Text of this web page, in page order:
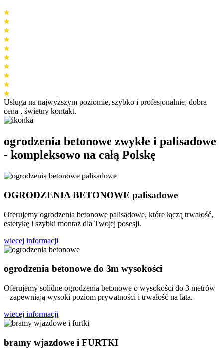
Usługa na najwyższym poziomie, szybko i profesjonalnie, dobra
cena , świetny kontakt.
ogrodzenia betonowe zwykłe i palisadowe
- kompleksowo na całą Polskę
OGRODZENIA BETONOWE palisadowe
Oferujemy ogrodzenia betonowe palisadowe, które łączą trwałość,
estetykę i szybki montaż dla Twojej posesji.
wiecej informacji
ogrodzenia betonowe do 3m wysokości
Oferujemy solidne ogrodzenia betonowe o wysokości do 3 metrów
– zapewniają wysoki poziom prywatności i trwałość na lata.
wiecej informacji
bramy wjazdowe i FURTKI